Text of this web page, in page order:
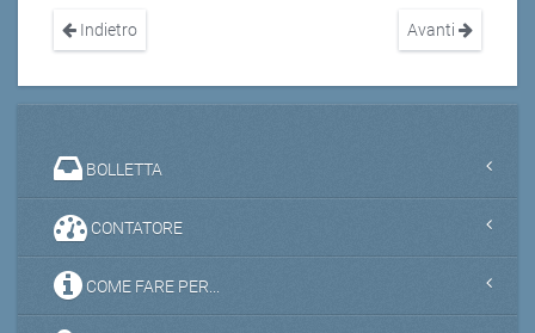
Indietro Avanti
BOLLETTA
CONTATORE
COME FARE PER...